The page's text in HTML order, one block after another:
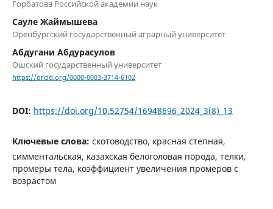
Горбатова Российской академии наук
Сауле Жаймышева
Оренбургский государственный аграрный университет
Абдугани Абдурасулов
Ошский государственный университет
https://orcid.org/0000-0003-3714-6102
DOI: https://doi.org/10.52754/16948696_2024_3(8)_13
Ключевые слова: скотоводство, красная степная,
симментальская, казахская белоголовая порода, телки,
промеры тела, коэффициент увеличения промеров с
возрастом